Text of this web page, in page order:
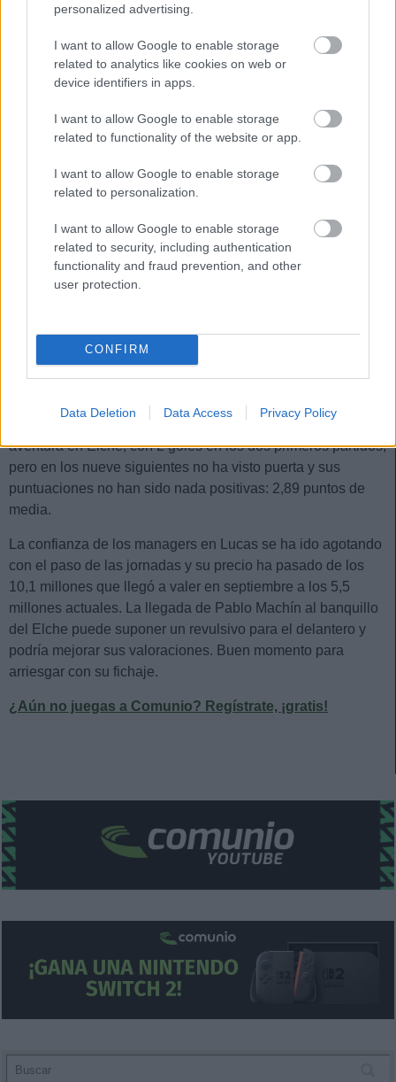
personalized advertising.
I want to allow Google to enable storage
related to analytics like cookies on web or
device identifiers in apps.
I want to allow Google to enable storage
related to functionality of the website or app.
I want to allow Google to enable storage
related to personalization.
I want to allow Google to enable storage
related to security, including authentication
functionality and fraud prevention, and other
user protection.
CONFIRM
Data Deletion Data Access Privacy Policy
Kike García (Osasuna, 5.470.000, 52 puntos)
El delantero rojillo fue una de las grandes revelaciones de
sumar un total de 237 puntos en las filas del Eibar. Sin
embargo, esta temporada no está dando el mismo
rendimiento en Pamplona y ha anotado 2 goles y lleva una
media de puntos de 3,71 por los 6,41 que promedió la
A pesar de no estar marcando muchos goles, Kike es un
jugador muy importante para Jagoba Arrasate y ha
participado en todos los partidos de Liga, siendo titular en
desde octubre.
Lucas Pérez (Elche, 5.580.000, 42 puntos)
El delantero gallego empezó como un tiro en su nueva
aventura en Elche, con 2 goles en los dos primeros partidos,
pero en los nueve siguientes no ha visto puerta y sus
puntuaciones no han sido nada positivas: 2,89 puntos de
media.
La confianza de los managers en Lucas se ha ido agotando
con el paso de las jornadas y su precio ha pasado de los
10,1 millones que llegó a valer en septiembre a los 5,5
millones actuales. La llegada de Pablo Machín al banquillo
del Elche puede suponer un revulsivo para el delantero y
podría mejorar sus valoraciones. Buen momento para
arriesgar con su fichaje.
¿Aún no juegas a Comunio? Regístrate, ¡gratis!